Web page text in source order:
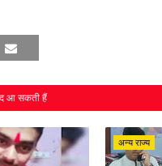
आ सकती हैं
अन्य राज्य